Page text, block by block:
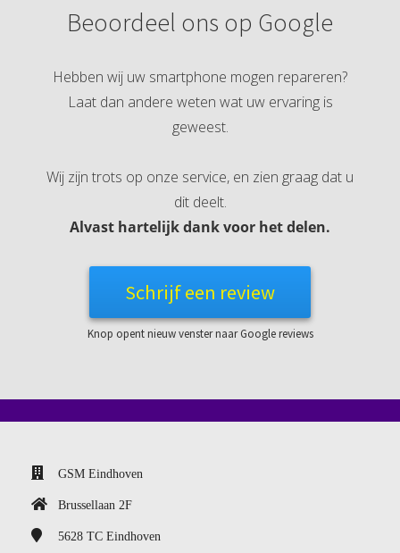
Beoordeel ons op Google
Hebben wij uw smartphone mogen repareren?
Laat dan andere weten wat uw ervaring is
geweest.
Wij zijn trots op onze service, en zien graag dat u
dit deelt.
Alvast hartelijk dank voor het delen.
Schrijf een review
Knop opent nieuw venster naar Google reviews
GSM Eindhoven
Brussellaan 2F
5628 TC Eindhoven